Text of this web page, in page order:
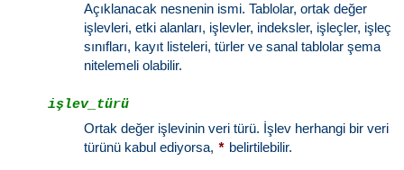
Açıklanacak nesnenin ismi. Tablolar, ortak değer
işlevleri, etki alanları, işlevler, indeksler, işleçler, işleç
sınıfları, kayıt listeleri, türler ve sanal tablolar şema
nitelemeli olabilir.
işlev_türü
Ortak değer işlevinin veri türü. İşlev herhangi bir veri
türünü kabul ediyorsa, * belirtilebilir.